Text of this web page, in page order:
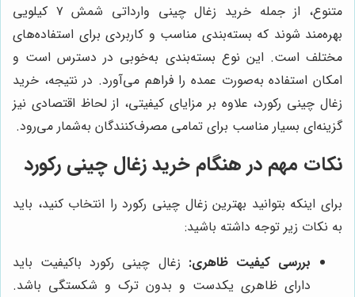
متنوع، از جمله خرید زغال چینی وارداتی شمش ۷ کیلویی
بهره‌مند شوند که بسته‌بندی مناسب و کاربردی برای استفاده‌های
مختلف است. این نوع بسته‌بندی به‌خوبی در دسترس است و
امکان استفاده به‌صورت عمده را فراهم می‌آورد. در نتیجه، خرید
زغال چینی رکورد، علاوه بر مزایای کیفیتی، از لحاظ اقتصادی نیز
گزینه‌ای بسیار مناسب برای تمامی مصرف‌کنندگان به‌شمار می‌رود.
نکات مهم در هنگام خرید زغال چینی رکورد
برای اینکه بتوانید بهترین زغال چینی رکورد را انتخاب کنید، باید
به نکات زیر توجه داشته باشید:
بررسی کیفیت ظاهری: زغال چینی رکورد باکیفیت باید
دارای ظاهری یکدست و بدون ترک و شکستگی باشد.